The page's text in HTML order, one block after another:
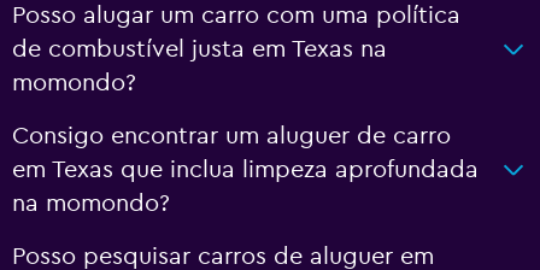
Posso alugar um carro com uma política
de combustível justa em Texas na
momondo?
Consigo encontrar um aluguer de carro
em Texas que inclua limpeza aprofundada
na momondo?
Posso pesquisar carros de aluguer em